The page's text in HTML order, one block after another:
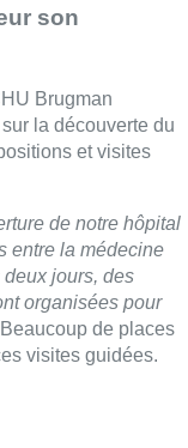
son
Brugman
la découverte du
et visites
de notre hôpital
entre la médecine
jours, des
organisées pour
de places
visites guidées.